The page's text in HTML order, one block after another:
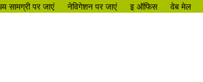
सामग्री पर जाएं नेविगेशन पर जाएं इ ऑफिस वेब मेल